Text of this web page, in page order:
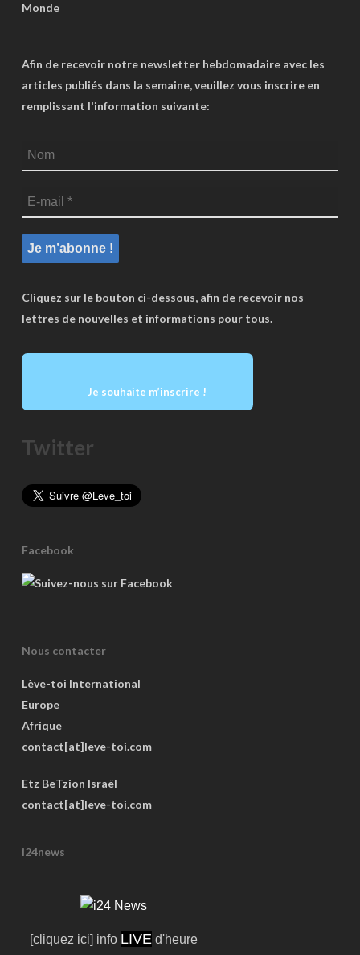
Monde
Afin de recevoir notre newsletter hebdomadaire avec les
articles publiés dans la semaine, veuillez vous inscrire en
remplissant l'information suivante:
Cliquez sur le bouton ci-dessous, afin de recevoir nos
lettres de nouvelles et informations pour tous.
Je souhaite m’inscrire !
Twitter
Facebook
Nous contacter
Lève-toi International
Europe
Afrique
contact[at]leve-toi.com
Etz BeTzion Israël
contact[at]leve-toi.com
i24news
[cliquez ici] info LIVE d'heure